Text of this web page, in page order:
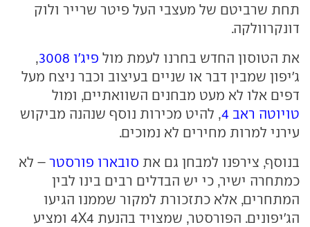
תחת שרביטם של מעצבי העל פיטר שרייר ולוק
דונקרוולקה.
את הטוסון החדש בחרנו לעמת מול פיג'ו 3008
,
ג'יפון שמבין דבר או שניים בעיצוב וכבר ניצח מעל
דפים אלו לא מעט מבחנים השוואתיים, ומול
טויוטה ראב 4
, להיט מכירות נוסף שנהנה מביקוש
עירני למרות מחירים לא נמוכים.
בנוסף, צירפנו למבחן גם את סובארו פורסטר – לא
כמתחרה ישיר, כי יש הבדלים רבים בינו לבין
המתחרים, אלא כתזכורת למקור שממנו הגיעו
הג'יפונים. הפורסטר, שמצויד בהנעת 4X4 ומציע